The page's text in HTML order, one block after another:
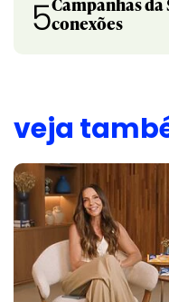
5conexões
veja